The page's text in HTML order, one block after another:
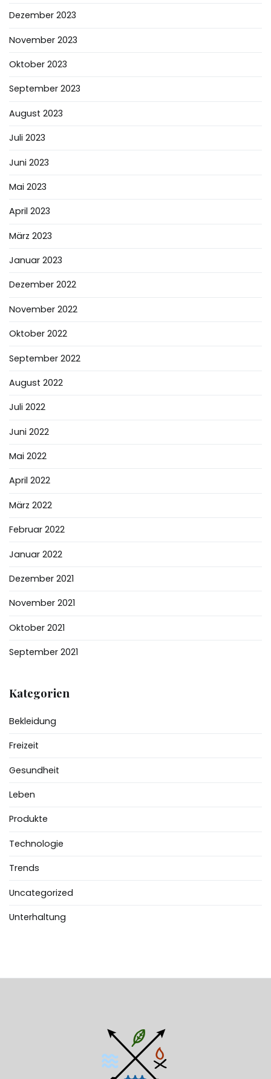
Dezember 2023
November 2023
Oktober 2023
September 2023
August 2023
Juli 2023
Juni 2023
Mai 2023
April 2023
März 2023
Januar 2023
Dezember 2022
November 2022
Oktober 2022
September 2022
August 2022
Juli 2022
Juni 2022
Mai 2022
April 2022
März 2022
Februar 2022
Januar 2022
Dezember 2021
November 2021
Oktober 2021
September 2021
Kategorien
Bekleidung
Freizeit
Gesundheit
Leben
Produkte
Technologie
Trends
Uncategorized
Unterhaltung